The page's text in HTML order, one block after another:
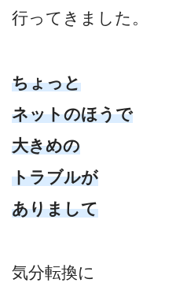
行ってきました。
ちょっと
ネットのほうで
大きめの
トラブルが
ありまして
気分転換に